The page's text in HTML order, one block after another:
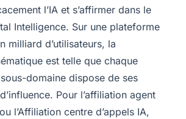
l’IA et s’affirmer dans le
Intelligence. Sur une plateforme
milliard d’utilisateurs, la
est telle que chaque
domaine dispose de ses
Pour l’affiliation agent
l’Affiliation centre d’appels IA,